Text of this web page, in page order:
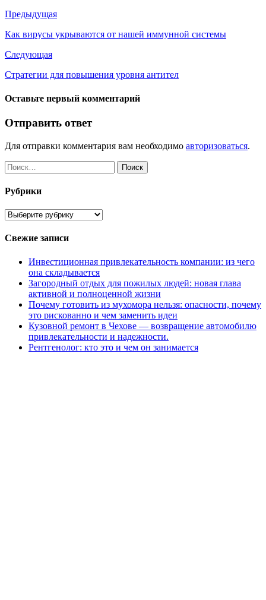
Предыдущая
Как вирусы укрываются от нашей иммунной системы
Следующая
Стратегии для повышения уровня антител
Оставьте первый комментарий
Отправить ответ
Для отправки комментария вам необходимо авторизоваться.
Найти:
Рубрики
Рубрики
Свежие записи
Инвестиционная привлекательность компании: из чего
она складывается
Загородный отдых для пожилых людей: новая глава
активной и полноценной жизни
Почему готовить из мухомора нельзя: опасности, почему
это рискованно и чем заменить идеи
Кузовной ремонт в Чехове — возвращение автомобилю
привлекательности и надежности.
Рентгенолог: кто это и чем он занимается